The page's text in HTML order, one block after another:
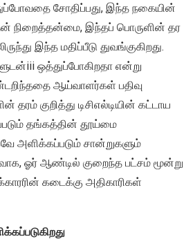
சோதிப்பது, இந்த நகையின்
நிறைத்தன்மை, இந்தப் பொருளின் தர
இந்த மதிப்பீடு துவங்குகிறது.
ஒத்துப்போகிறதா என்று
ஆய்வாளர்கள் பதிவு
தரம் குறித்து டிசிஎல்டியின் கட்டாய
தங்கத்தின் தூய்மை
அளிக்கப்படும் சான்றுகளும்
ஓர் ஆண்டில் குறைந்த பட்சம் மூன்று
கடைக்கு அதிகாரிகள்